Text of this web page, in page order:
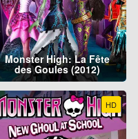
Monster High: La Fête
des Goules (2012)
HD